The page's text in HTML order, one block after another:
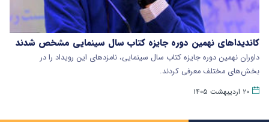
کاندیداهای نهمین دوره جایزه کتاب سال سینمایی مشخص شدند
داوران نهمین دوره جایزه کتاب سال سینمایی، نامزدهای این رویداد را در
بخش‌های مختلف معرفی کردند.
۲۰ اردیبهشت ۱۴۰۵